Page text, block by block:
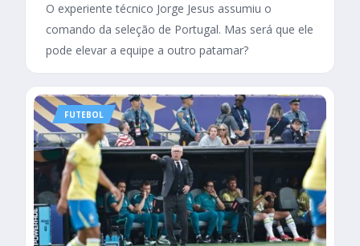
O experiente técnico Jorge Jesus assumiu o
comando da seleção de Portugal. Mas será que ele
pode elevar a equipe a outro patamar?
FUTEBOL